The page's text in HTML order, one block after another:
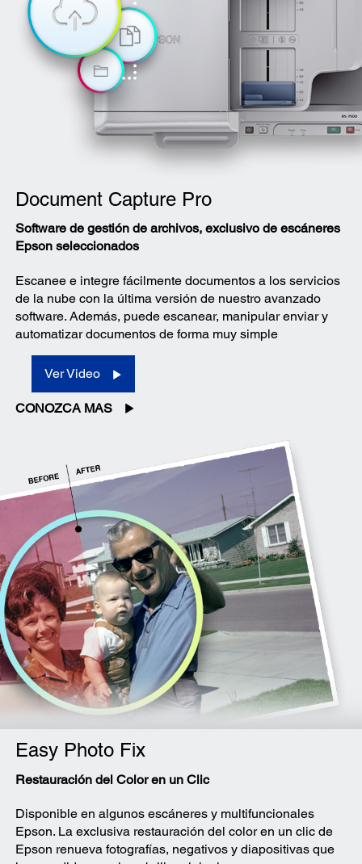
Document Capture Pro
Software de gestión de archivos, exclusivo de escáneres
Epson seleccionados
Escanee e integre fácilmente documentos a los servicios
de la nube con la última versión de nuestro avanzado
software. Además, puede escanear, manipular enviar y
automatizar documentos de forma muy simple
Ver Video
CONOZCA MAS
Easy Photo Fix
Restauración del Color en un Clic
Disponible en algunos escáneres y multifuncionales
Epson. La exclusiva restauración del color en un clic de
Epson renueva fotografías, negativos y diapositivas que